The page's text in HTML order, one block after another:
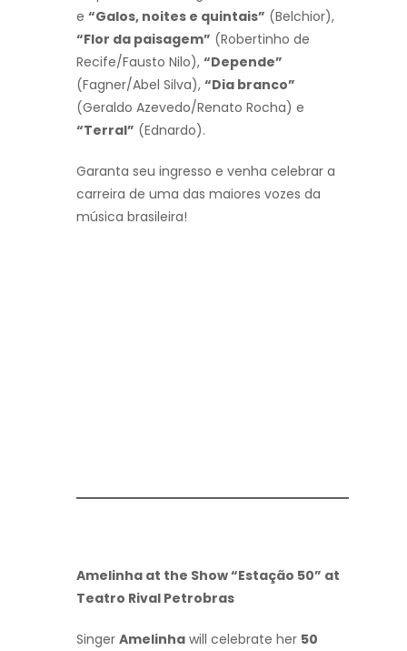
e “Galos, noites e quintais” (Belchior),
“Flor da paisagem” (Robertinho de
Recife/Fausto Nilo), “Depende”
(Fagner/Abel Silva), “Dia branco”
(Geraldo Azevedo/Renato Rocha) e
“Terral” (Ednardo).
Garanta seu ingresso e venha celebrar a
carreira de uma das maiores vozes da
música brasileira!
Amelinha at the Show “Estação 50” at
Teatro Rival Petrobras
Singer Amelinha will celebrate her 50